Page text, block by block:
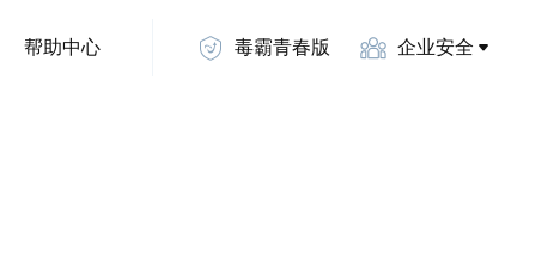
帮助中心 毒霸青春版 企业安全